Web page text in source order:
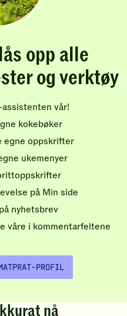
opp alle
og verktøy
vår!
kokebøker
egne oppskrifter
ukemenyer
på Min side
nyhetsbrev
våre i kommentarfeltene
PROFIL
nå